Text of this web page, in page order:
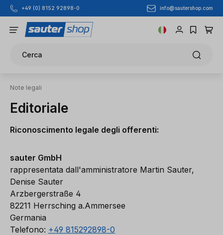
Passa al contenuto principale
+49 (0) 8152 92898-0 info@sautershop.com
Cerca
Note legali
Editoriale
Riconoscimento legale degli offerenti:
sauter GmbH
rappresentata dall'amministratore Martin Sauter,
Denise Sauter
Arzbergerstraße 4
82211 Herrsching a.Ammersee
Germania
Telefono: +49 815292898-0